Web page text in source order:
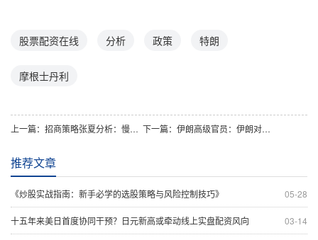
股票配资在线 分析 政策 特朗
摩根士丹利
上一篇： 招商策略张夏分析：慢牛行情延续，正规实盘配资助力盈利增速？ 下一篇： 伊朗高级官员：伊朗对美以侵略回应或持续数日，局势影响正规实盘配资？
推荐文章
05-28
《炒股实战指南：新手必学的选股策略与风险控制技巧》
03-14
十五年来美日首度协同干预？日元新高或牵动线上实盘配资风向